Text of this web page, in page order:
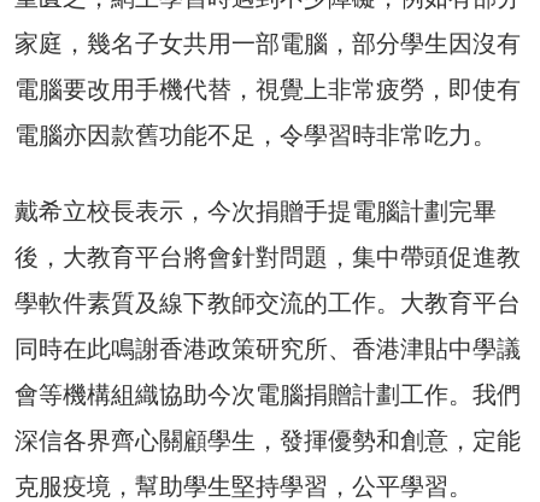
家庭，幾名子女共用一部電腦，部分學生因沒有
電腦要改用手機代替，視覺上非常疲勞，即使有
電腦亦因款舊功能不足，令學習時非常吃力。
戴希立校長表示，今次捐贈手提電腦計劃完畢
後，大教育平台將會針對問題，集中帶頭促進教
學軟件素質及線下教師交流的工作。大教育平台
同時在此鳴謝香港政策研究所、香港津貼中學議
會等機構組織協助今次電腦捐贈計劃工作。我們
深信各界齊心關顧學生，發揮優勢和創意，定能
克服疫境，幫助學生堅持學習，公平學習。